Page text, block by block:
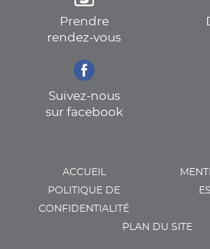
Prendre
rendez-vous
Suivez-nous
sur facebook
ACCUEIL
POLITIQUE DE
CONFIDENTIALITÉ
PLAN DU SITE